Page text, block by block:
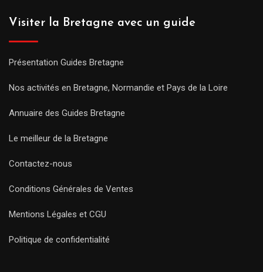
Visiter la Bretagne avec un guide
Présentation Guides Bretagne
Nos activités en Bretagne, Normandie et Pays de la Loire
Annuaire des Guides Bretagne
Le meilleur de la Bretagne
Contactez-nous
Conditions Générales de Ventes
Mentions Légales et CGU
Politique de confidentialité